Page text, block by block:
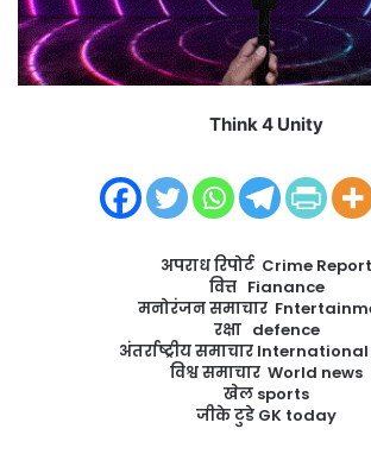
l
Think 4 Unity
अपराध रिपोर्ट Crime Report
वित्त Fianance
मनोरंजन समाचार
रक्षा defence
अंतर्राष्ट्रीय समाचार
विश्व समाचार World news
खेल sports
जीके टुडे GK today